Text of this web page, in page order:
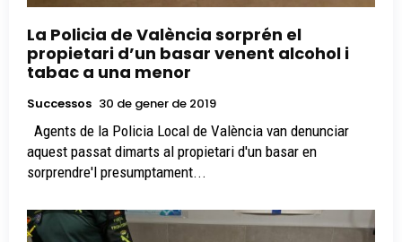
La Policia de València sorprén el
propietari d’un basar venent alcohol i
tabac a una menor
Successos 30 de gener de 2019
aquest passat dimarts al propietari d'un basar en
sorprendre'l presumptament...